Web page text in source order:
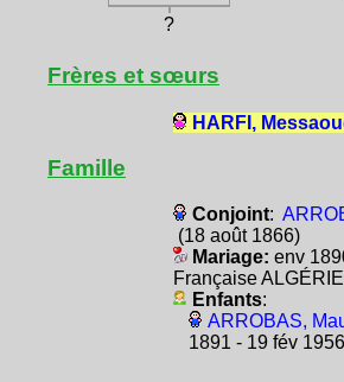
?
Frères et sœurs
HARFI,
Famille
Conjoint:
(18 août 1866)
Mariage: env
Française ALGÉRIE
Enfants:
ARROBAS,
1891 - 19 fév